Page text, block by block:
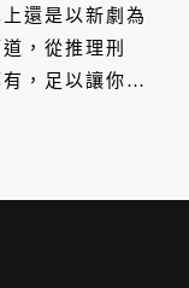
還是以新劇為
，從推理刑
，足以讓你免